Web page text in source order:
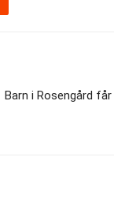
Barn i Rosengård